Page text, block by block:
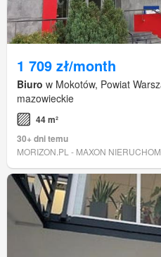
1 709 zł/month
Biuro w Mokotów, Powiat
mazowieckie
44 m²
30+ dni temu